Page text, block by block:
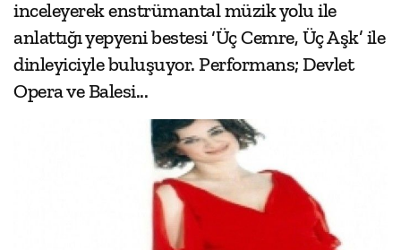
inceleyerek enstrümantal müzik yolu ile
anlattığı yepyeni bestesi ‘Üç Cemre, Üç Aşk’ ile
dinleyiciyle buluşuyor. Performans; Devlet
Opera ve Balesi...